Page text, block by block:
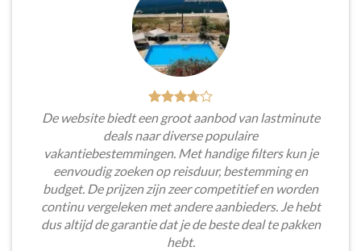
De website biedt een groot aanbod van lastminute
deals naar diverse populaire
vakantiebestemmingen. Met handige filters kun je
eenvoudig zoeken op reisduur, bestemming en
budget. De prijzen zijn zeer competitief en worden
continu vergeleken met andere aanbieders. Je hebt
dus altijd de garantie dat je de beste deal te pakken
hebt.